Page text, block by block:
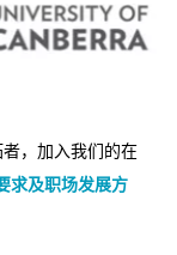
，加入我们的在
求及职场发展方